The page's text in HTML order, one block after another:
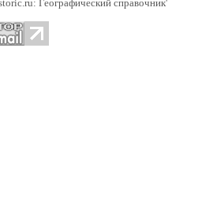
Географический справочник'